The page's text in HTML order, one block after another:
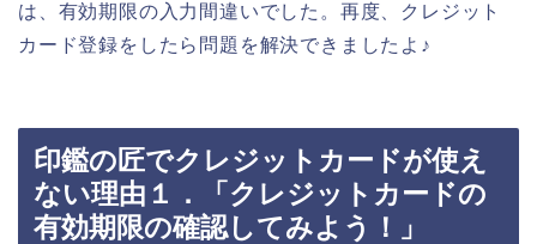
は、有効期限の入力間違いでした。再度、クレジット
カード登録をしたら問題を解決できましたよ♪
印鑑の匠でクレジットカードが使え
ない理由１．「クレジットカードの
有効期限の確認してみよう！」